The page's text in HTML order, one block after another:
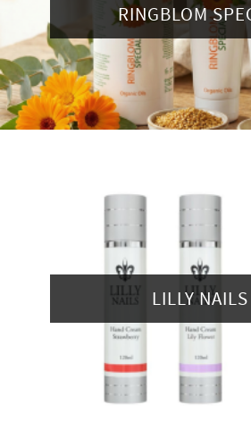
RINGBLOM
LILLY NAILS